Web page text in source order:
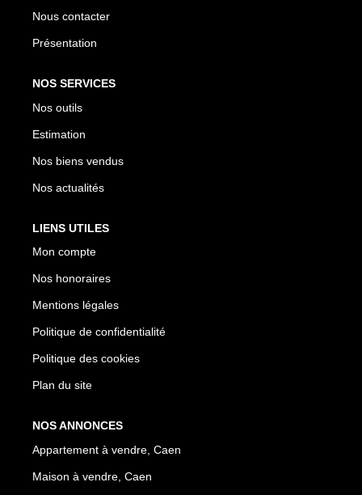
Nous contacter
Présentation
NOS SERVICES
Nos outils
Estimation
Nos biens vendus
Nos actualités
LIENS UTILES
Mon compte
Nos honoraires
Mentions légales
Politique de confidentialité
Politique des cookies
Plan du site
NOS ANNONCES
Appartement à vendre, Caen
Maison à vendre, Caen